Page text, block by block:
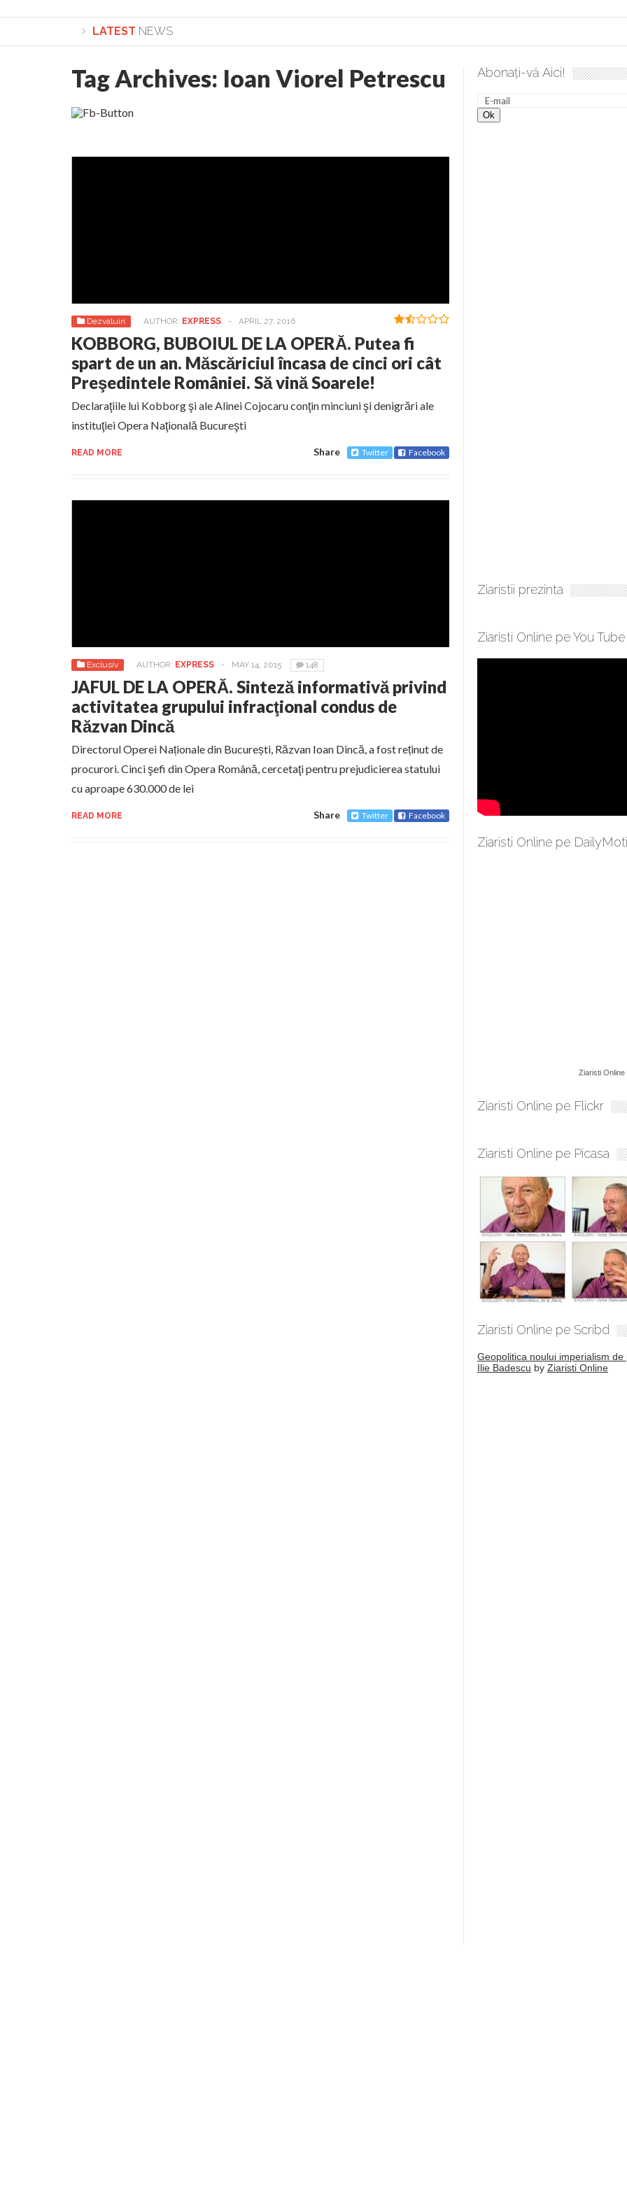
LATEST NEWS
Lepădarea de sine și urmarea lui Hristos. Calea spre desăvârșire. Gând de duminică de Elena Solunca Moise
Tag Archives: Ioan Viorel Petrescu
Dezvaluiri AUTHOR: EXPRESS - APRIL 27, 2016
KOBBORG, BUBOIUL DE LA OPERĂ. Putea fi
spart de un an. Măscăriciul încasa de cinci ori cât
Preşedintele României. Să vină Soarele!
Declaraţiile lui Kobborg şi ale Alinei Cojocaru conţin minciuni şi denigrări ale
instituţiei Opera Naţională Bucureşti
READ MORE Share Twitter Facebook
Exclusiv AUTHOR: EXPRESS - MAY 14, 2015 148
JAFUL DE LA OPERĂ. Sinteză informativă privind
activitatea grupului infracţional condus de
Răzvan Dincă
Directorul Operei Naționale din București, Răzvan Ioan Dincă, a fost reținut de
procurori. Cinci şefi din Opera Română, cercetaţi pentru prejudicierea statului
cu aproape 630.000 de lei
READ MORE Share Twitter Facebook
Abonați-vă Aici!
Ziaristii prezinta
Ziaristi Online pe You Tube
Ziaristi Online pe
Ziaristi Online
Ziaristi Online pe Flickr
Ziaristi Online pe Picasa
Ziaristi Online pe Scribd
Geopolitica noului imperialism de
Ilie Badescu by Ziaristi Online